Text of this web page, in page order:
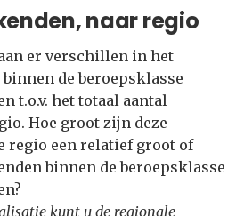
naar regio
er verschillen in het
de beroepsklasse
t.o.v. het totaal aantal
Hoe groot zijn deze
regio een relatief groot of
binnen de beroepsklasse
kunt u de regionale